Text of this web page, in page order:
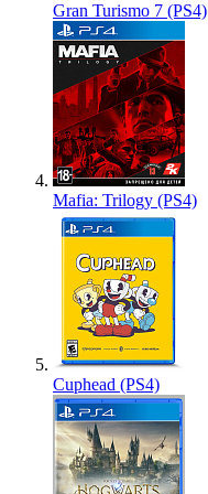
Gran Turismo 7 (PS4)
Mafia: Trilogy (PS4)
Cuphead (PS4)